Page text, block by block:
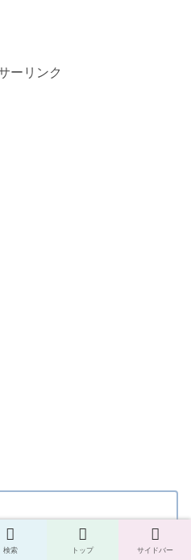
ーリンク
はミシンのグローバル史や服
まで近畿圏の各大学でファッ
史などを教えてきました。プ
検索 トップ サイドバー